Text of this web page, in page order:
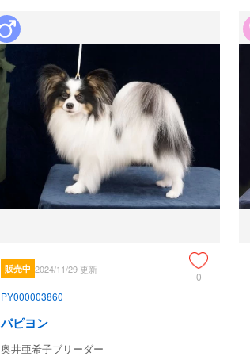
販売中 2024/11/29 更新
0
PY000003860
パピヨン
奥井亜希子ブリーダー